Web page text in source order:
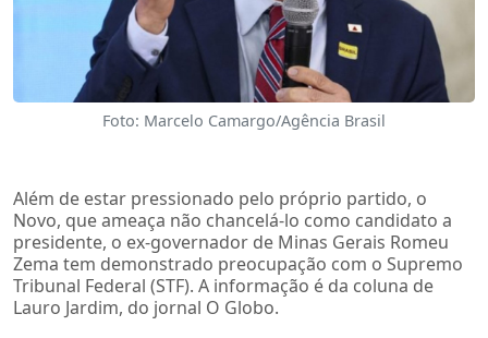
Foto: Marcelo Camargo/Agência Brasil
Além de estar pressionado pelo próprio partido, o
Novo, que ameaça não chancelá-lo como candidato a
presidente, o ex-governador de Minas Gerais Romeu
Zema tem demonstrado preocupação com o Supremo
Tribunal Federal (STF). A informação é da coluna de
Lauro Jardim, do jornal O Globo.